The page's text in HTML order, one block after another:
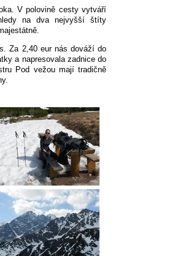
V polovině cesty vytváří
na dva nejvyšší štíty
Za 2,40 eur nás dováží do
a napresovala zadnice do
Pod vežou mají tradičně